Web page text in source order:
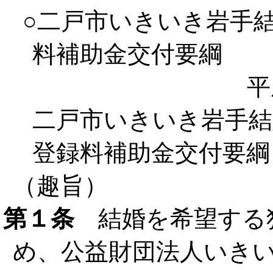
○二戸市いきいき岩手
料補助金交付要綱
二戸市いきいき岩手
登録料補助金交付要綱
（趣旨）
第１条結婚を希望する
め、公益財団法人いき